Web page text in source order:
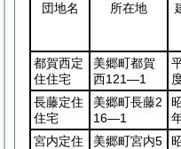
団地名
所在地
都賀西定
住住宅
美郷町都賀
西121―1
長藤定住
住宅
美郷町長藤2
16―1
宮内定住
美郷町宮内5